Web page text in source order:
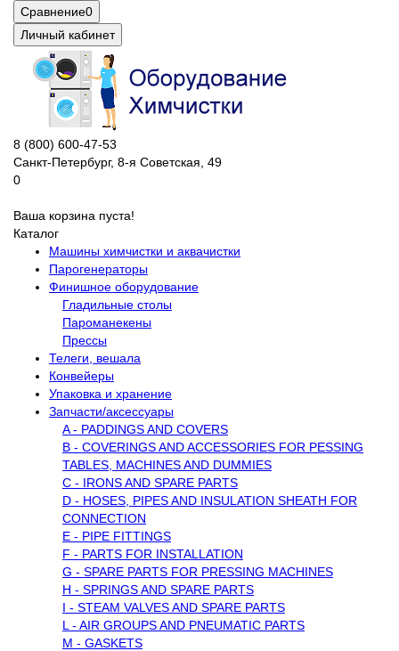
Сравнение0
Личный кабинет
8 (800) 600-47-53
Санкт-Петербург, 8-я Советская, 49
0
Ваша корзина пуста!
Каталог
Машины химчистки и аквачистки
Парогенераторы
Финишное оборудование
Гладильные столы
Пароманекены
Прессы
Телеги, вешала
Конвейеры
Упаковка и хранение
Запчасти/аксессуары
A - PADDINGS AND COVERS
B - COVERINGS AND ACCESSORIES FOR PESSING
TABLES, MACHINES AND DUMMIES
C - IRONS AND SPARE PARTS
D - HOSES, PIPES AND INSULATION SHEATH FOR
CONNECTION
E - PIPE FITTINGS
F - PARTS FOR INSTALLATION
G - SPARE PARTS FOR PRESSING MACHINES
H - SPRINGS AND SPARE PARTS
I - STEAM VALVES AND SPARE PARTS
L - AIR GROUPS AND PNEUMATIC PARTS
M - GASKETS